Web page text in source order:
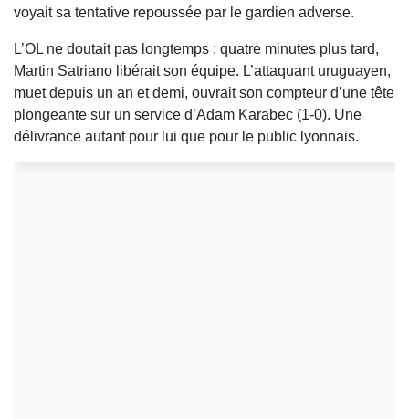
voyait sa tentative repoussée par le gardien adverse.
L’OL ne doutait pas longtemps : quatre minutes plus tard,
Martin Satriano libérait son équipe. L’attaquant uruguayen,
muet depuis un an et demi, ouvrait son compteur d’une tête
plongeante sur un service d’Adam Karabec (1-0). Une
délivrance autant pour lui que pour le public lyonnais.